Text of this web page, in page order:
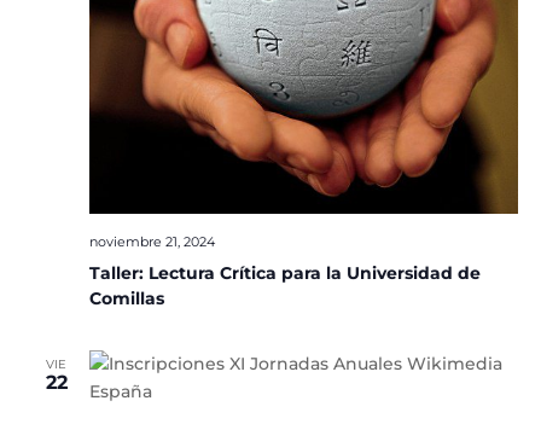
Taller: Lectura Crítica para la Universidad de
Comillas
noviembre 21, 2024
VIE
22